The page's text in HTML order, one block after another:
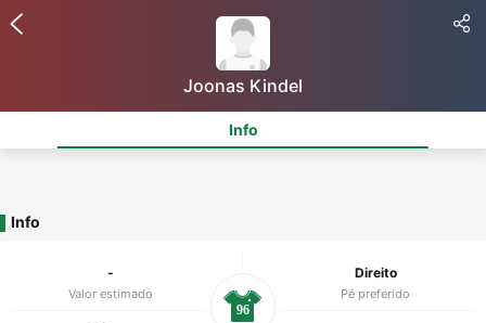
Joonas Kindel
Info
Info
-
Valor estimado
Direito
Pé preferido
96